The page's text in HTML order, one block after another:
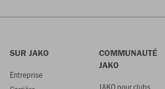
SUR JAKO
Entreprise
COMMUNAUTÉ
JAKO
JAKO pour clubs